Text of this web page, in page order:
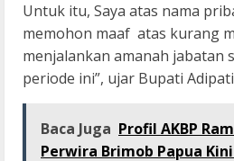
Untuk itu, Saya atas nama
memohon maaf atas kurang
menjalankan amanah jabatan
periode ini”, ujar Bupati
Baca Juga Profil AKBP
Perwira Brimob Papua